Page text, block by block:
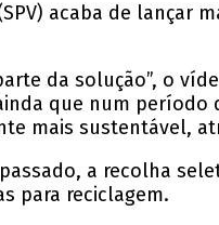
acaba de
da solução”, o
que num
mais sustentável,
a recolha
para reciclagem.